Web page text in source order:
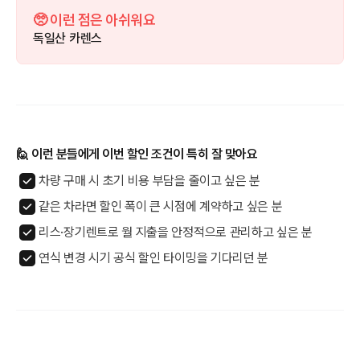
🥺 이런 점은 아쉬워요
독일산 카렌스
🙋 이런 분들에게 이번 할인 조건이 특히 잘 맞아요
차량 구매 시 초기 비용 부담을 줄이고 싶은 분
같은 차라면 할인 폭이 큰 시점에 계약하고 싶은 분
리스·장기렌트로 월 지출을 안정적으로 관리하고 싶은 분
연식 변경 시기 공식 할인 타이밍을 기다리던 분